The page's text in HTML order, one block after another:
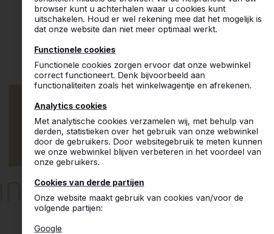
browser kunt u achterhalen waar u cookies kunt
uitschakelen. Houd er wel rekening mee dat het mogelijk is
dat onze website dan niet meer optimaal werkt.
Functionele cookies
Functionele cookies zorgen ervoor dat onze webwinkel
correct functioneert. Denk bijvoorbeeld aan
functionaliteiten zoals het winkelwagentje en afrekenen.
Analytics cookies
Met analytische cookies verzamelen wij, met behulp van
derden, statistieken over het gebruik van onze webwinkel
door de gebruikers. Door websitegebruik te meten kunnen
we onze webwinkel blijven verbeteren in het voordeel van
onze gebruikers.
Cookies van derde partijen
Onze website maakt gebruik van cookies van/voor de
volgende partijen:
Google
Wij zijn blij met de
Er wordt veel gebruik van
snel en werd professioneel